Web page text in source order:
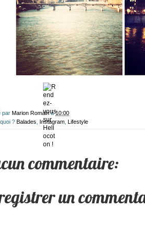
par Marion Romainà10:00
? Balades Instagram Lifestyle
commentaire:
un